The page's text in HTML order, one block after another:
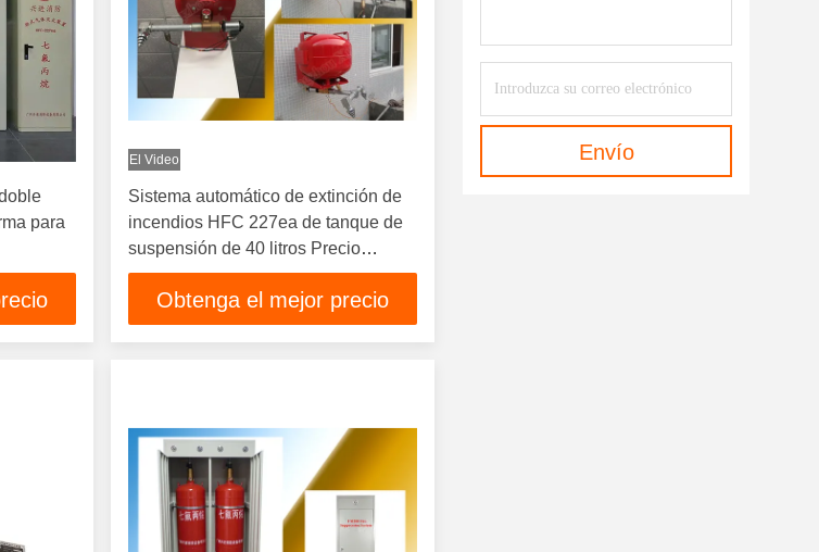
para
El Video
Sistema automático de extinción de
incendios HFC 227ea de tanque de
suspensión de 40 litros Precio
razonable Buena calidad
Obtenga el mejor precio
Sistema De Flujo De Pistón
FM200(47)
De Incendios(78)
Envío